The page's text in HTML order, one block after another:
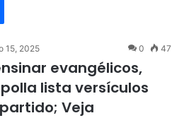
15, 2025 0 47
evangélicos,
lista versículos
Veja